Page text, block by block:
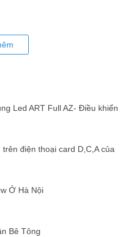
Led ART Full AZ- Điều khiển
điện thoại card D,C,A của
Ở Hà Nội
Bê Tông